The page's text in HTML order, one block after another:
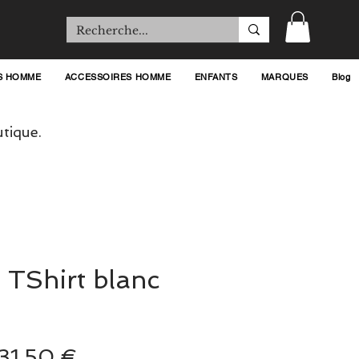
HOMME ACCESSOIRES HOMME ENFANTS MARQUES Blog
TShirt blanc